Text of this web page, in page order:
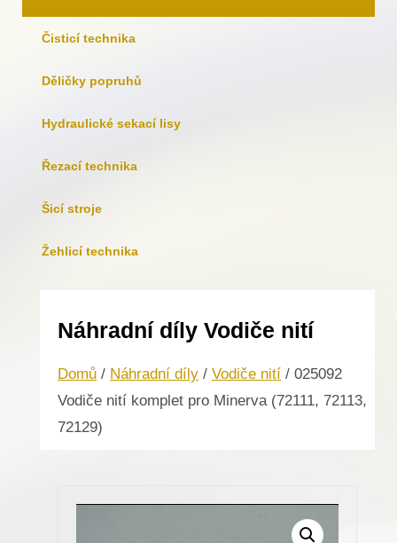
Čisticí technika
Děličky popruhů
Hydraulické sekací lisy
Řezací technika
Šicí stroje
Žehlicí technika
Náhradní díly Vodiče nití
Domů / Náhradní díly / Vodiče nití / 025092
Vodiče nití komplet pro Minerva (72111, 72113,
72129)